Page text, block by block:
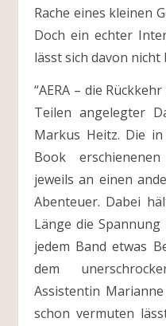
Rache eines kleinen
Doch ein echter
lässt sich davon nicht
“AERA – die
Teilen angelegter
Markus Heitz. Die
Book
jeweils an einen
Abenteuer. Dabei
Länge die
jedem Band etwas
dem
Assistentin
schon vermuten